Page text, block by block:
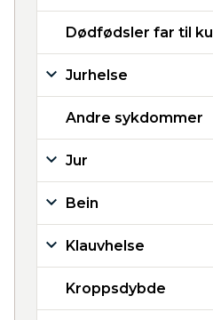
Dødfødsler far til ku
Jurhelse
Andre sykdommer
Jur
Bein
Klauvhelse
Kroppsdybde